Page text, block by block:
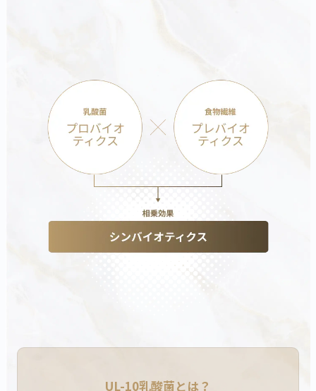
UL-10乳酸菌とは？
カートに商品を追加しました
カートを確認